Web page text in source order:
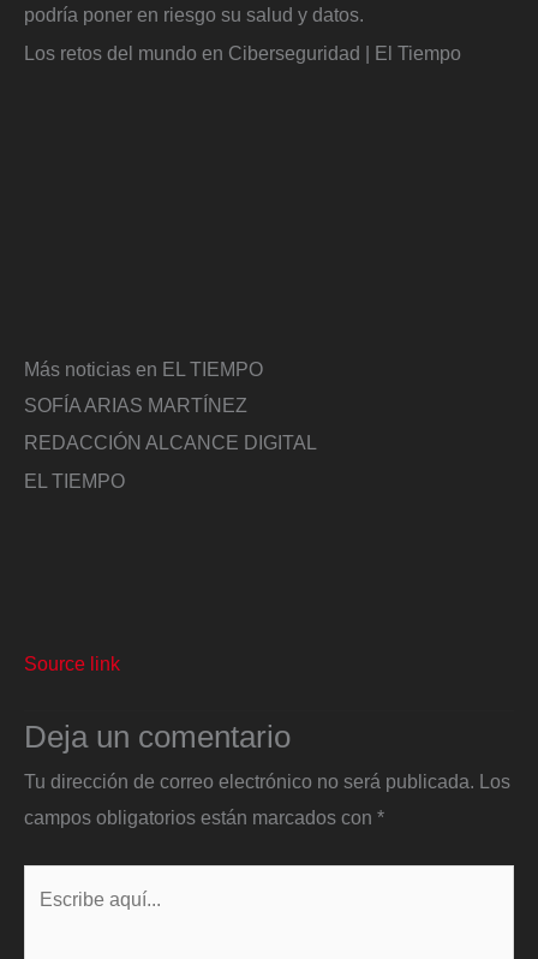
podría poner en riesgo su salud y datos.
Los retos del mundo en Ciberseguridad | El Tiempo
Más noticias en EL TIEMPO
SOFÍA ARIAS MARTÍNEZ
REDACCIÓN ALCANCE DIGITAL
EL TIEMPO
Source link
Deja un comentario
Tu dirección de correo electrónico no será publicada. Los
campos obligatorios están marcados con *